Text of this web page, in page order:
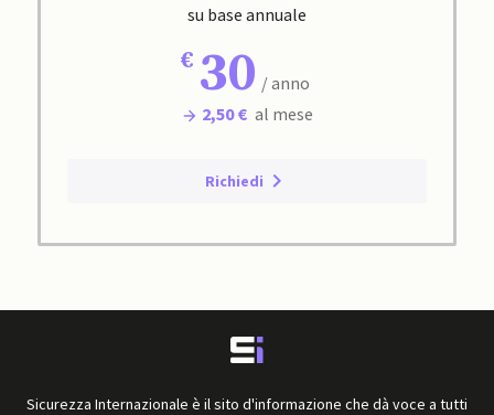
su base annuale
30 / anno
2,50 € al mese
Richiedi
Sicurezza Internazionale è il sito d'informazione che dà voce a tutti